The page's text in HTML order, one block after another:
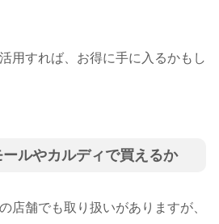
用すれば、お得に手に入るかもし
ルやカルディで買えるか
店舗でも取り扱いがありますが、